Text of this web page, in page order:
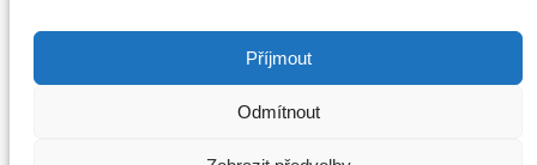
Příjmout
Odmítnout
Mudir - 24 července, 2026